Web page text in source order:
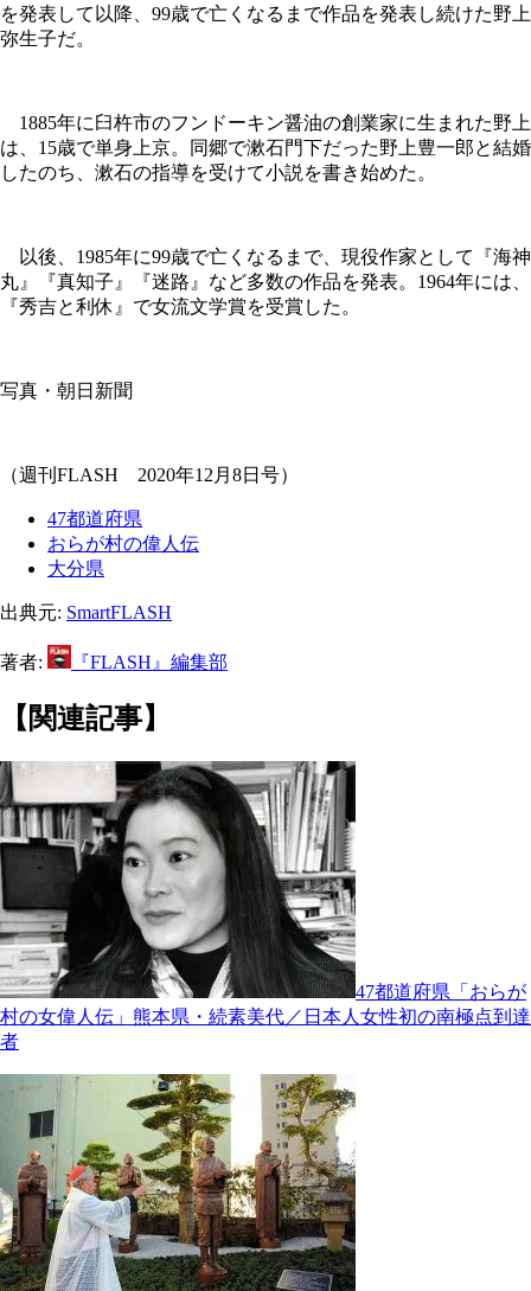
を発表して以降、99歳で亡くなるまで作品を発表し続けた野上
弥生子だ。
1885年に臼杵市のフンドーキン醤油の創業家に生まれた野上
は、15歳で単身上京。同郷で漱石門下だった野上豊一郎と結婚
したのち、漱石の指導を受けて小説を書き始めた。
以後、1985年に99歳で亡くなるまで、現役作家として『海神
丸』『真知子』『迷路』など多数の作品を発表。1964年には、
『秀吉と利休』で女流文学賞を受賞した。
写真・朝日新聞
（週刊FLASH 2020年12月8日号）
47都道府県
おらが村の偉人伝
大分県
出典元: SmartFLASH
著者: 『FLASH』編集部
【関連記事】
47都道府県「おらが
村の女偉人伝」熊本県・続素美代／日本人女性初の南極点到達
者